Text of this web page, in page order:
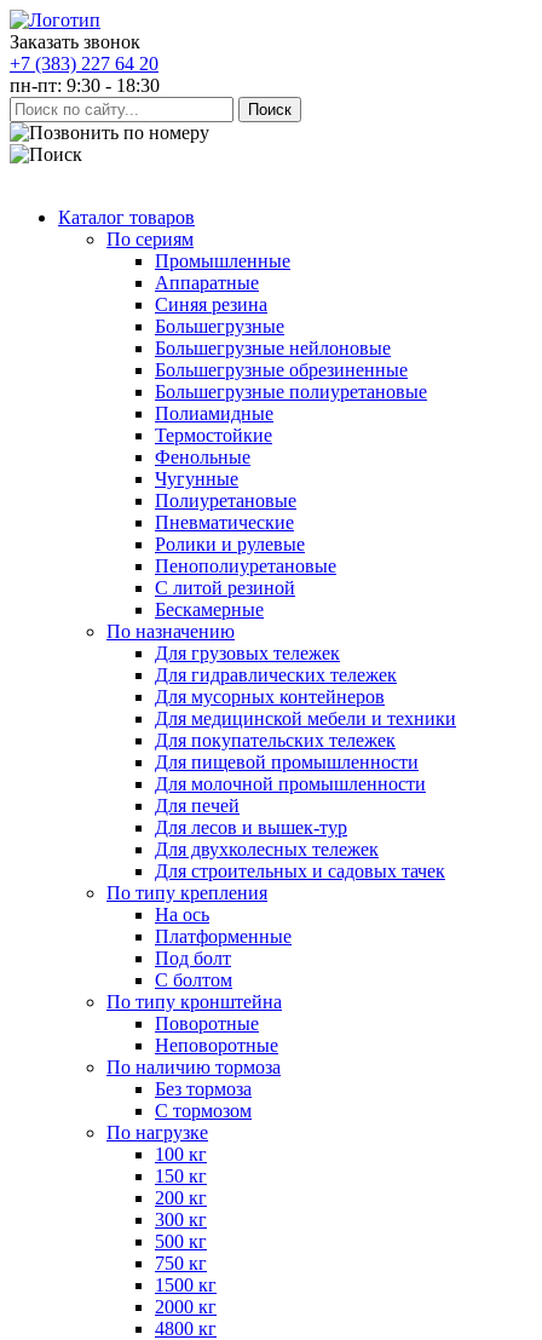
Заказать звонок
+7 (383) 227 64 20
пн-пт: 9:30 - 18:30
Каталог товаров
По сериям
Промышленные
Аппаратные
Синяя резина
Большегрузные
Большегрузные нейлоновые
Большегрузные обрезиненные
Большегрузные полиуретановые
Полиамидные
Термостойкие
Фенольные
Чугунные
Полиуретановые
Пневматические
Ролики и рулевые
Пенополиуретановые
С литой резиной
Бескамерные
По назначению
Для грузовых тележек
Для гидравлических тележек
Для мусорных контейнеров
Для медицинской мебели и техники
Для покупательских тележек
Для пищевой промышленности
Для молочной промышленности
Для печей
Для лесов и вышек-тур
Для двухколесных тележек
Для строительных и садовых тачек
По типу крепления
На ось
Платформенные
Под болт
С болтом
По типу кронштейна
Поворотные
Неповоротные
По наличию тормоза
Без тормоза
С тормозом
По нагрузке
100 кг
150 кг
200 кг
300 кг
500 кг
750 кг
1500 кг
2000 кг
4800 кг